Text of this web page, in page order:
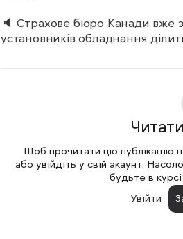
🔈 Страхове бюро Канади вже
установників обладнання
Щоб прочитати цю публікацію
або увійдіть у свій акаунт.
будьте в
Увійти